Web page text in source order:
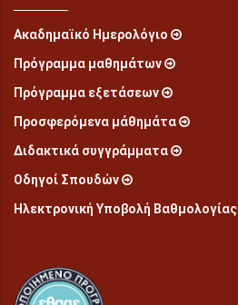
Ακαδημαϊκό Ημερολόγιο
Πρόγραμμα μαθημάτων
Πρόγραμμα εξετάσεων
Προσφερόμενα μάθημάτα
Διδακτικά συγγράμματα
Οδηγοί Σπουδών
Ηλεκτρονική Υποβολή Βαθμολογίας